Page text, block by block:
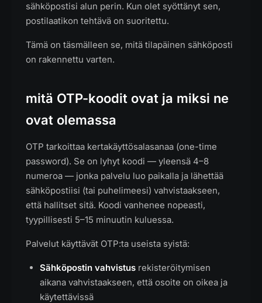
sähköpostisi alun perin. Kun olet syöttänyt sen,
postilaatikon tehtävä on suoritettu.
Tämä on täsmälleen se, mitä tilapäinen sähköposti
on rakennettu varten.
mitä OTP-koodit ovat ja miksi ne
ovat olemassa
OTP tarkoittaa kertakäyttösalasanaa (one-time
password). Se on lyhyt koodi — yleensä 4–8
numeroa — jonka palvelu luo paikalla ja lähettää
sähköpostiisi (tai puhelimeesi) vahvistaakseen,
että hallitset sitä. Koodi vanhenee nopeasti,
tyypillisesti 5–15 minuutin kuluessa.
Palvelut käyttävät OTP:ta useista syistä:
Sähköpostin vahvistus rekisteröitymisen
aikana vahvistaakseen, että osoite on oikea ja
käytettävissä